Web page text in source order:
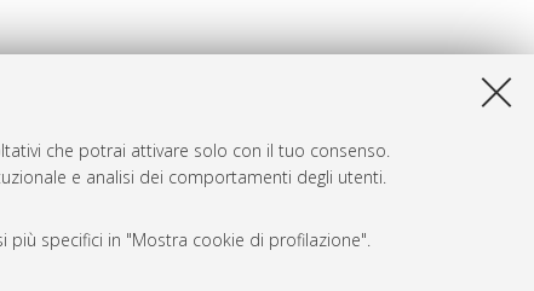
che potrai attivare solo con il tuo consenso.
e analisi dei comportamenti degli utenti.
più specifici in "Mostra cookie di profilazione".